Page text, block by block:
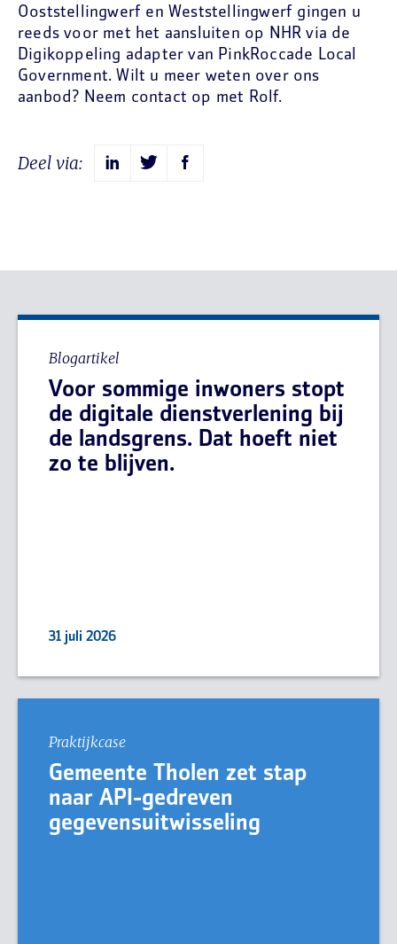
Ooststellingwerf en Weststellingwerf gingen u
reeds voor met het aansluiten op NHR via de
Digikoppeling adapter van PinkRoccade Local
Government. Wilt u meer weten over ons
aanbod? Neem contact op met Rolf.
Deel via:
Blogartikel
Voor sommige inwoners stopt
de digitale dienstverlening bij
de landsgrens. Dat hoeft niet
zo te blijven.
31 juli 2026
Praktijkcase
Gemeente Tholen zet stap
naar API-gedreven
gegevensuitwisseling